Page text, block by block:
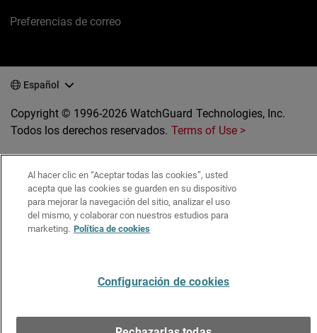
Preferencias de correo
Español
Copyright © 1996-2026 WatchGuard Technologies, Inc.
Todos los derechos reservados. Terms of Use >
Al hacer clic en “Aceptar todas las cookies”, usted
acepta que las cookies se guarden en su dispositivo
para mejorar la navegación del sitio, analizar el uso
del mismo, y colaborar con nuestros estudios para
marketing. Política de cookies
Configuración de cookies